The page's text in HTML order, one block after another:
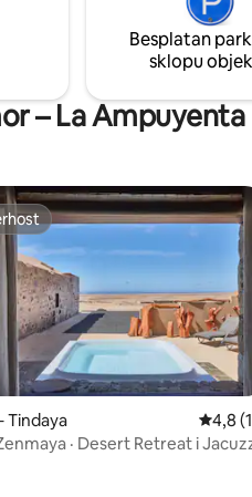
Besplatan
sklopu
– La Ampuyenta
5, recenzija: 111
Tindaya
4,8
· Desert Retreat i